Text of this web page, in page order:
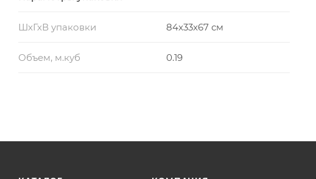
ШхГхВ упаковки 84x33x67 см
Объем, м.куб 0.19